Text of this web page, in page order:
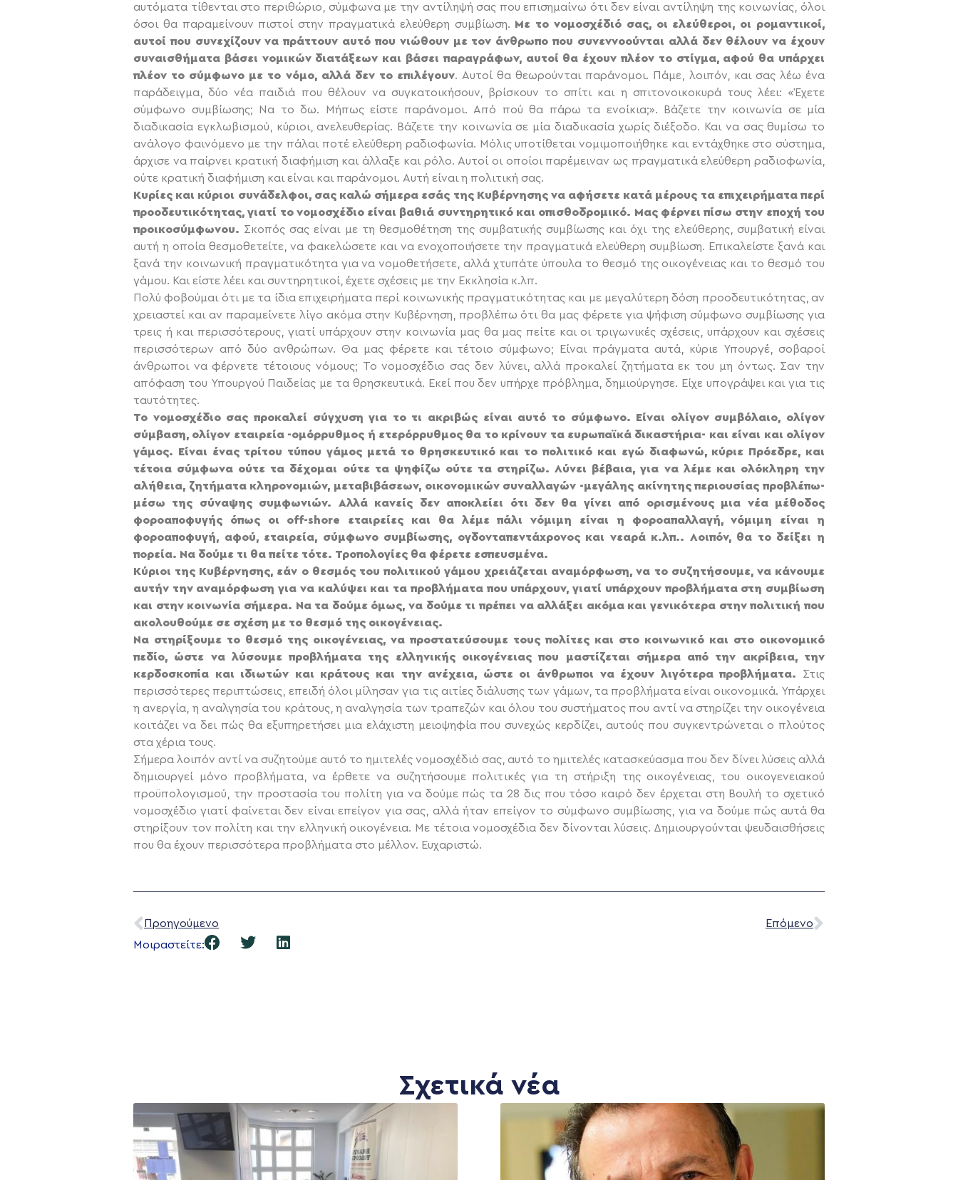
αυτόματα τίθενται στο περιθώριο, σύμφωνα με την αντίληψή σας που επισημαίνω ότι δεν είναι αντίληψη της κοινωνίας, όλοι
όσοι θα παραμείνουν πιστοί στην πραγματικά ελεύθερη συμβίωση. Με το νομοσχέδιό σας, οι ελεύθεροι, οι ρομαντικοί,
αυτοί που συνεχίζουν να πράττουν αυτό που νιώθουν με τον άνθρωπο που συνεννοούνται αλλά δεν θέλουν να έχουν
συναισθήματα βάσει νομικών διατάξεων και βάσει παραγράφων, αυτοί θα έχουν πλέον το στίγμα, αφού θα υπάρχει
πλέον το σύμφωνο με το νόμο, αλλά δεν το επιλέγουν. Αυτοί θα θεωρούνται παράνομοι. Πάμε, λοιπόν, και σας λέω ένα
παράδειγμα, δύο νέα παιδιά που θέλουν να συγκατοικήσουν, βρίσκουν το σπίτι και η σπιτονοικοκυρά τους λέει: «Έχετε
σύμφωνο συμβίωσης; Να το δω. Μήπως είστε παράνομοι. Από πού θα πάρω τα ενοίκια;». Βάζετε την κοινωνία σε μία
διαδικασία εγκλωβισμού, κύριοι, ανελευθερίας. Βάζετε την κοινωνία σε μία διαδικασία χωρίς διέξοδο. Και να σας θυμίσω το
ανάλογο φαινόμενο με την πάλαι ποτέ ελεύθερη ραδιοφωνία. Μόλις υποτίθεται νομιμοποιήθηκε και εντάχθηκε στο σύστημα,
άρχισε να παίρνει κρατική διαφήμιση και άλλαξε και ρόλο. Αυτοί οι οποίοι παρέμειναν ως πραγματικά ελεύθερη ραδιοφωνία,
ούτε κρατική διαφήμιση και είναι και παράνομοι. Αυτή είναι η πολιτική σας.
Κυρίες και κύριοι συνάδελφοι, σας καλώ σήμερα εσάς της Κυβέρνησης να αφήσετε κατά μέρους τα επιχειρήματα περί
προοδευτικότητας, γιατί το νομοσχέδιο είναι βαθιά συντηρητικό και οπισθοδρομικό. Μας φέρνει πίσω στην εποχή του
προικοσύμφωνου. Σκοπός σας είναι με τη θεσμοθέτηση της συμβατικής συμβίωσης και όχι της ελεύθερης, συμβατική είναι
αυτή η οποία θεσμοθετείτε, να φακελώσετε και να ενοχοποιήσετε την πραγματικά ελεύθερη συμβίωση. Επικαλείστε ξανά και
ξανά την κοινωνική πραγματικότητα για να νομοθετήσετε, αλλά χτυπάτε ύπουλα το θεσμό της οικογένειας και το θεσμό του
γάμου. Και είστε λέει και συντηρητικοί, έχετε σχέσεις με την Εκκλησία κ.λπ.
Πολύ φοβούμαι ότι με τα ίδια επιχειρήματα περί κοινωνικής πραγματικότητας και με μεγαλύτερη δόση προοδευτικότητας, αν
χρειαστεί και αν παραμείνετε λίγο ακόμα στην Κυβέρνηση, προβλέπω ότι θα μας φέρετε για ψήφιση σύμφωνο συμβίωσης για
τρεις ή και περισσότερους, γιατί υπάρχουν στην κοινωνία μας θα μας πείτε και οι τριγωνικές σχέσεις, υπάρχουν και σχέσεις
περισσότερων από δύο ανθρώπων. Θα μας φέρετε και τέτοιο σύμφωνο; Είναι πράγματα αυτά, κύριε Υπουργέ, σοβαροί
άνθρωποι να φέρνετε τέτοιους νόμους; Το νομοσχέδιο σας δεν λύνει, αλλά προκαλεί ζητήματα εκ του μη όντως. Σαν την
απόφαση του Υπουργού Παιδείας με τα θρησκευτικά. Εκεί που δεν υπήρχε πρόβλημα, δημιούργησε. Είχε υπογράψει και για τις
ταυτότητες.
Το νομοσχέδιο σας προκαλεί σύγχυση για το τι ακριβώς είναι αυτό το σύμφωνο. Είναι ολίγον συμβόλαιο, ολίγον
σύμβαση, ολίγον εταιρεία -ομόρρυθμος ή ετερόρρυθμος θα το κρίνουν τα ευρωπαϊκά δικαστήρια- και είναι και ολίγον
γάμος. Είναι ένας τρίτου τύπου γάμος μετά το θρησκευτικό και το πολιτικό και εγώ διαφωνώ, κύριε Πρόεδρε, και
τέτοια σύμφωνα ούτε τα δέχομαι ούτε τα ψηφίζω ούτε τα στηρίζω. Λύνει βέβαια, για να λέμε και ολόκληρη την
αλήθεια, ζητήματα κληρονομιών, μεταβιβάσεων, οικονομικών συναλλαγών -μεγάλης ακίνητης περιουσίας προβλέπω-
μέσω της σύναψης συμφωνιών. Αλλά κανείς δεν αποκλείει ότι δεν θα γίνει από ορισμένους μια νέα μέθοδος
φοροαποφυγής όπως οι off-shore εταιρείες και θα λέμε πάλι νόμιμη είναι η φοροαπαλλαγή, νόμιμη είναι η
φοροαποφυγή, αφού, εταιρεία, σύμφωνο συμβίωσης, ογδονταπεντάxρονος και νεαρά κ.λπ.. Λοιπόν, θα το δείξει η
πορεία. Να δούμε τι θα πείτε τότε. Τροπολογίες θα φέρετε εσπευσμένα.
Κύριοι της Κυβέρνησης, εάν ο θεσμός του πολιτικού γάμου χρειάζεται αναμόρφωση, να το συζητήσουμε, να κάνουμε
αυτήν την αναμόρφωση για να καλύψει και τα προβλήματα που υπάρχουν, γιατί υπάρχουν προβλήματα στη συμβίωση
και στην κοινωνία σήμερα. Να τα δούμε όμως, να δούμε τι πρέπει να αλλάξει ακόμα και γενικότερα στην πολιτική που
ακολουθούμε σε σχέση με το θεσμό της οικογένειας.
Να στηρίξουμε το θεσμό της οικογένειας, να προστατεύσουμε τους πολίτες και στο κοινωνικό και στο οικονομικό
πεδίο, ώστε να λύσουμε προβλήματα της ελληνικής οικογένειας που μαστίζεται σήμερα από την ακρίβεια, την
κερδοσκοπία και ιδιωτών και κράτους και την ανέχεια, ώστε οι άνθρωποι να έχουν λιγότερα προβλήματα. Στις
περισσότερες περιπτώσεις, επειδή όλοι μίλησαν για τις αιτίες διάλυσης των γάμων, τα προβλήματα είναι οικονομικά. Υπάρχει
η ανεργία, η αναλγησία του κράτους, η αναλγησία των τραπεζών και όλου του συστήματος που αντί να στηρίζει την οικογένεια
κοιτάζει να δει πώς θα εξυπηρετήσει μια ελάχιστη μειοψηφία που συνεχώς κερδίζει, αυτούς που συγκεντρώνεται ο πλούτος
στα χέρια τους.
Σήμερα λοιπόν αντί να συζητούμε αυτό το ημιτελές νομοσχέδιό σας, αυτό το ημιτελές κατασκεύασμα που δεν δίνει λύσεις αλλά
δημιουργεί μόνο προβλήματα, να έρθετε να συζητήσουμε πολιτικές για τη στήριξη της οικογένειας, του οικογενειακού
προϋπολογισμού, την προστασία του πολίτη για να δούμε πώς τα 28 δις που τόσο καιρό δεν έρχεται στη Βουλή το σχετικό
νομοσχέδιο γιατί φαίνεται δεν είναι επείγον για σας, αλλά ήταν επείγον το σύμφωνο συμβίωσης, για να δούμε πώς αυτά θα
στηρίξουν τον πολίτη και την ελληνική οικογένεια. Με τέτοια νομοσχέδια δεν δίνονται λύσεις. Δημιουργούνται ψευδαισθήσεις
που θα έχουν περισσότερα προβλήματα στο μέλλον. Ευχαριστώ.
Προηγούμενο
Επόμενο
Μοιραστείτε:
Σχετικά νέα
Η ΠΑΡΆΤΑΞΗ
Όραμα
MEDIA
Ανακοινώσεις
ΕΚΛΟΓΙΚΌ ΚΈΝΤΡΟ
+(30) 289 102 4800
NEWSLETTER